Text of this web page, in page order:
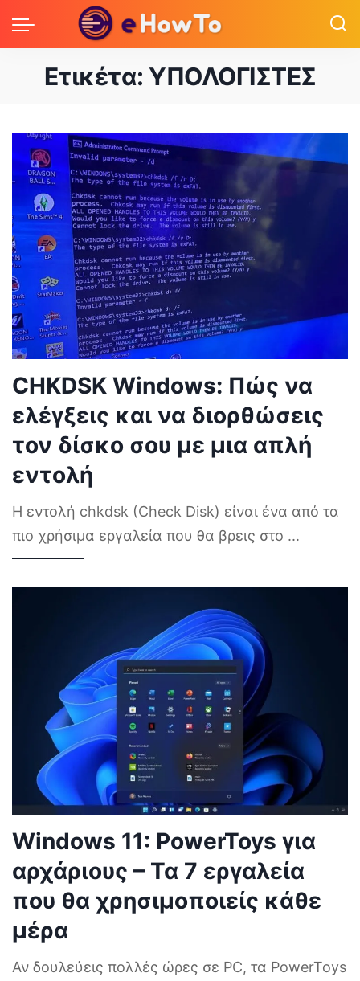
Ετικέτα: ΥΠΟΛΟΓΙΣΤΕΣ
CHKDSK Windows: Πώς να
ελέγξεις και να διορθώσεις
τον δίσκο σου με μια απλή
εντολή
Η εντολή chkdsk (Check Disk) είναι ένα από τα
πιο χρήσιμα εργαλεία που θα βρεις στο ...
Windows 11: PowerToys για
αρχάριους – Τα 7 εργαλεία
που θα χρησιμοποιείς κάθε
μέρα
Αν δουλεύεις πολλές ώρες σε PC, τα PowerToys